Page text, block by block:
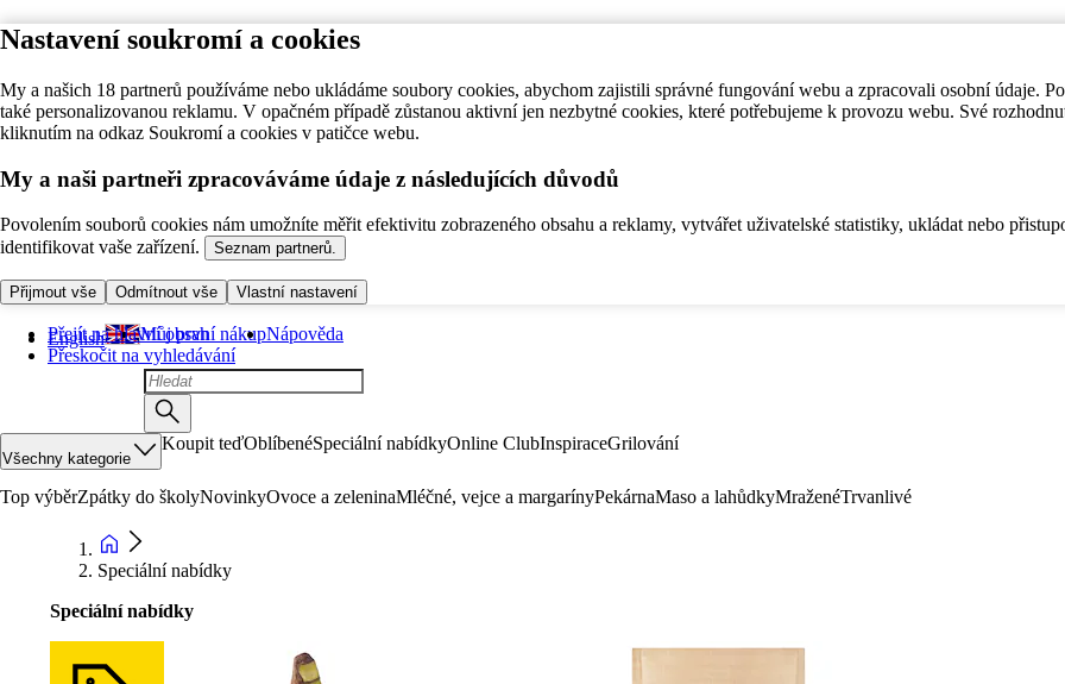
Nastavení soukromí a cookies
My a našich 18 partnerů používáme nebo ukládáme soubory cookies, abychom zajistili správné fungování webu a zpracovali osobní údaje.
také personalizovanou reklamu. V opačném případě zůstanou aktivní jen nezbytné cookies, které potřebujeme k provozu webu. Své
kliknutím na odkaz Soukromí a cookies v patičce webu.
My a naši partneři zpracováváme údaje z následujících důvodů
Povolením souborů cookies nám umožníte měřit efektivitu zobrazeného obsahu a reklamy, vytvářet uživatelské statistiky, ukládat nebo
identifikovat vaše zařízení.
Seznam partnerů.
Přijmout vše Odmítnout vše Vlastní nastavení
Přejít na hlavní obsah
Přeskočit na vyhledávání
English Můj první nákupNápověda
Všechny kategorie
Koupit teďOblíbenéSpeciální nabídkyOnline ClubInspiraceGrilování
Top výběrZpátky do školyNovinkyOvoce a zeleninaMléčné, vejce a margarínyPekárnaMaso a lahůdkyMraženéTrvanlivé
Speciální nabídky
Speciální nabídky